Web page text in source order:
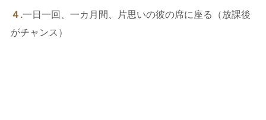
４.一日一回、一カ月間、片思いの彼の席に座る（放課後
がチャンス）